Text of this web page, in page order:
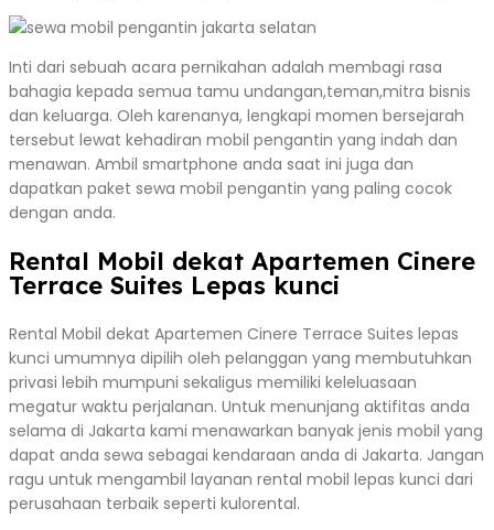
Inti dari sebuah acara pernikahan adalah membagi rasa
bahagia kepada semua tamu undangan,teman,mitra bisnis
dan keluarga. Oleh karenanya, lengkapi momen bersejarah
tersebut lewat kehadiran mobil pengantin yang indah dan
menawan. Ambil smartphone anda saat ini juga dan
dapatkan paket sewa mobil pengantin yang paling cocok
dengan anda.
Rental Mobil dekat Apartemen Cinere
Terrace Suites Lepas kunci
Rental Mobil dekat Apartemen Cinere Terrace Suites lepas
kunci umumnya dipilih oleh pelanggan yang membutuhkan
privasi lebih mumpuni sekaligus memiliki keleluasaan
megatur waktu perjalanan. Untuk menunjang aktifitas anda
selama di Jakarta kami menawarkan banyak jenis mobil yang
dapat anda sewa sebagai kendaraan anda di Jakarta. Jangan
ragu untuk mengambil layanan rental mobil lepas kunci dari
perusahaan terbaik seperti kulorental.